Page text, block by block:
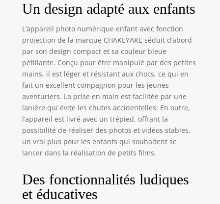
4 5 6 7 8 9 10
enfants peuvent
non seulement
s'amuser à
prendre des
photos avec
l'appareil, mais
aussi projeter des
photos ou des
vidéos sur le mur
pour partager les
résultats de la
photographie avec
leur famille et
leurs amis. Cette
fonction les incite
photographie.
Un design adapté aux enfants
L’appareil photo numérique enfant avec fonction
projection de la marque CHAKEYAKE séduit d’abord
par son design compact et sa couleur bleue
pétillante. Conçu pour être manipulé par des petites
mains, il est léger et résistant aux chocs, ce qui en
fait un excellent compagnon pour les jeunes
aventuriers. La prise en main est facilitée par une
lanière qui évite les chutes accidentelles. En outre,
l’appareil est livré avec un trépied, offrant la
possibilité de réaliser des photos et vidéos stables,
un vrai plus pour les enfants qui souhaitent se
lancer dans la réalisation de petits films.
Des fonctionnalités ludiques
et éducatives